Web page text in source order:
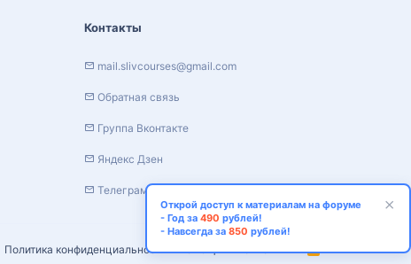
Политика конфиденциальности Помощь Главная
Контакты
mail.slivcourses@gmail.com
Обратная связь
Группа Вконтакте
Яндекс Дзен
Телеграм канал
Открой доступ к материалам на форуме
- Год за 490 рублей!
- Навсегда за 850 рублей!